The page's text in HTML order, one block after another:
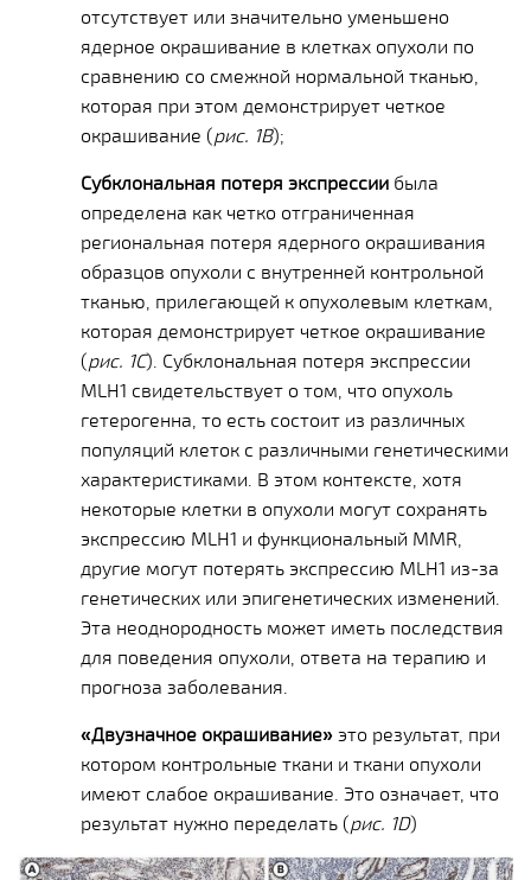
отсутствует или значительно уменьшено
ядерное окрашивание в клетках опухоли по
сравнению со смежной нормальной тканью,
которая при этом демонстрирует четкое
окрашивание (рис. 1В);
Субклональная потеря экспрессии была
определена как четко отграниченная
региональная потеря ядерного окрашивания
образцов опухоли с внутренней контрольной
тканью, прилегающей к опухолевым клеткам,
которая демонстрирует четкое окрашивание
(рис. 1C). Субклональная потеря экспрессии
MLH1 свидетельствует о том, что опухоль
гетерогенна, то есть состоит из различных
популяций клеток с различными генетическими
характеристиками. В этом контексте, хотя
некоторые клетки в опухоли могут сохранять
экспрессию MLH1 и функциональный MMR,
другие могут потерять экспрессию MLH1 из-за
генетических или эпигенетических изменений.
Эта неоднородность может иметь последствия
для поведения опухоли, ответа на терапию и
прогноза заболевания.
«Двузначное окрашивание» это результат, при
котором контрольные ткани и ткани опухоли
имеют слабое окрашивание. Это означает, что
результат нужно переделать (рис. 1D)